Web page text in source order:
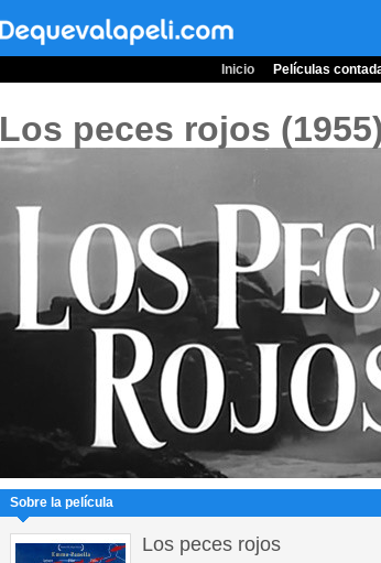
Inicio Películas
Los peces rojos (1955)
Sobre la película
Los peces rojos